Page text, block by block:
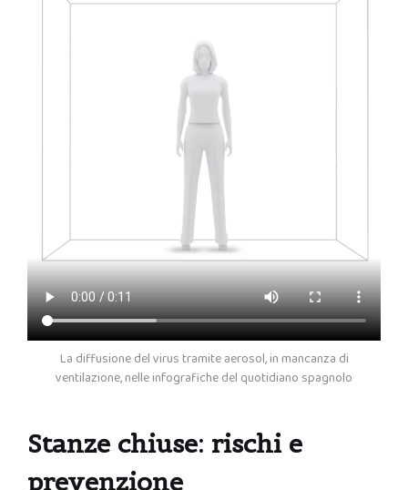
La diffusione del virus tramite aerosol, in mancanza di
ventilazione, nelle infografiche del quotidiano spagnolo
Stanze chiuse: rischi e
prevenzione